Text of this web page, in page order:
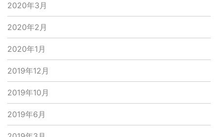
2020年3月
2020年2月
2020年1月
2019年12月
2019年10月
2019年6月